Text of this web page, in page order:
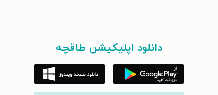
دانلود اپلیکیشن طاقچه